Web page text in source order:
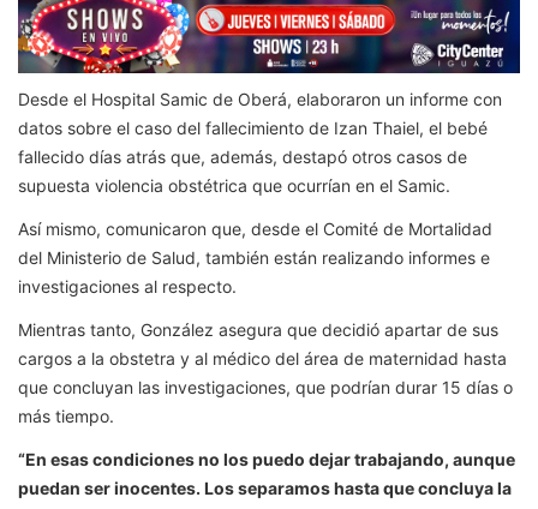
Desde el Hospital Samic de Oberá, elaboraron un informe con
datos sobre el caso del fallecimiento de Izan Thaiel, el bebé
fallecido días atrás que, además, destapó otros casos de
supuesta violencia obstétrica que ocurrían en el Samic.
Así mismo, comunicaron que, desde el Comité de Mortalidad
del Ministerio de Salud, también están realizando informes e
investigaciones al respecto.
Mientras tanto, González asegura que decidió apartar de sus
cargos a la obstetra y al médico del área de maternidad hasta
que concluyan las investigaciones, que podrían durar 15 días o
más tiempo.
“En esas condiciones no los puedo dejar trabajando, aunque
puedan ser inocentes. Los separamos hasta que concluya la